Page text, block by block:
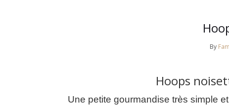
By
Hoops
Une petite gourmandise très simple